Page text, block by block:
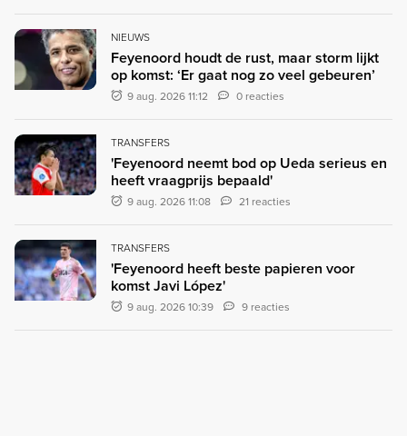
NIEUWS
Feyenoord houdt de rust, maar storm lijkt
op komst: ‘Er gaat nog zo veel gebeuren’
9 aug. 2026 11:12 0 reacties
TRANSFERS
'Feyenoord neemt bod op Ueda serieus en
heeft vraagprijs bepaald'
9 aug. 2026 11:08 21 reacties
TRANSFERS
'Feyenoord heeft beste papieren voor
komst Javi López'
9 aug. 2026 10:39 9 reacties